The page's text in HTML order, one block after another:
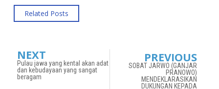
Related Posts
NEXT
Pulau jawa yang kental akan adat
dan kebudayaan yang sangat
beragam
PREVIOUS
SOBAT JARWO (GANJAR
PRANOWO)
MENDEKLARASIKAN
DUKUNGAN KEPADA